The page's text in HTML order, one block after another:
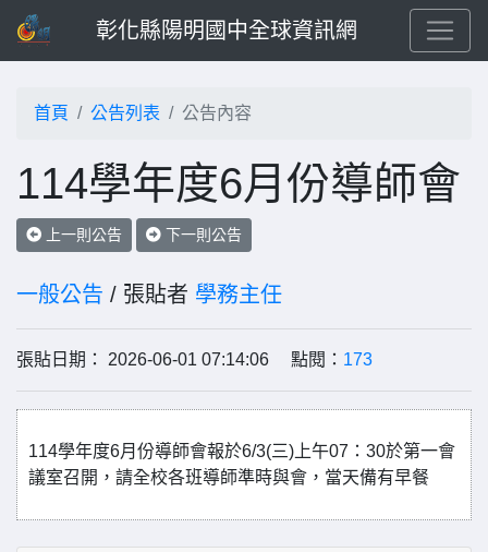
彰化縣陽明國中全球資訊網
首頁 公告列表 公告內容
114學年度6月份導師會
上一則公告 下一則公告
一般公告 / 張貼者 學務主任
張貼日期： 2026-06-01 07:14:06 點閱： 173
114學年度6月份導師會報於6/3(三)上午07：30於第一會
議室召開，請全校各班導師準時與會，當天備有早餐